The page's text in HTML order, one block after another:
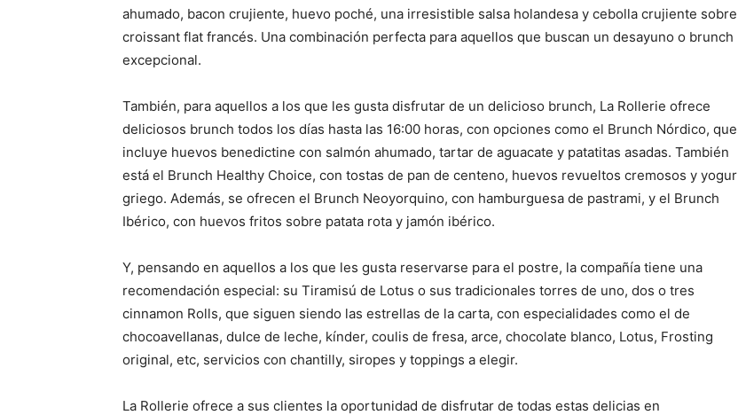
ahumado, bacon crujiente, huevo poché, una irresistible salsa holandesa y cebolla crujiente sobre
croissant flat francés. Una combinación perfecta para aquellos que buscan un desayuno o brunch
excepcional.
También, para aquellos a los que les gusta disfrutar de un delicioso brunch, La Rollerie ofrece
deliciosos brunch todos los días hasta las 16:00 horas, con opciones como el Brunch Nórdico, que
incluye huevos benedictine con salmón ahumado, tartar de aguacate y patatitas asadas. También
está el Brunch Healthy Choice, con tostas de pan de centeno, huevos revueltos cremosos y yogur
griego. Además, se ofrecen el Brunch Neoyorquino, con hamburguesa de pastrami, y el Brunch
Ibérico, con huevos fritos sobre patata rota y jamón ibérico.
Y, pensando en aquellos a los que les gusta reservarse para el postre, la compañía tiene una
recomendación especial: su Tiramisú de Lotus o sus tradicionales torres de uno, dos o tres
cinnamon Rolls, que siguen siendo las estrellas de la carta, con especialidades como el de
chocoavellanas, dulce de leche, kínder, coulis de fresa, arce, chocolate blanco, Lotus, Frosting
original, etc, servicios con chantilly, siropes y toppings a elegir.
La Rollerie ofrece a sus clientes la oportunidad de disfrutar de todas estas delicias en